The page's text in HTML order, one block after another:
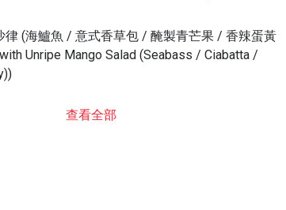
(海鱸魚 / 意式香草包 / 醃製青芒果 / 香辣蛋黃
Unripe Mango Salad (Seabass / Ciabatta /
查看全部